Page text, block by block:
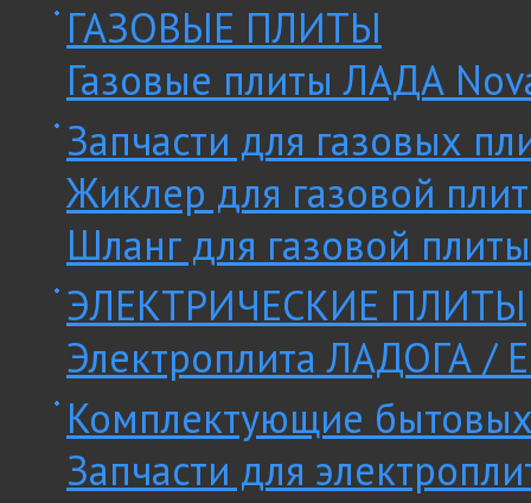
ГАЗОВЫЕ ПЛИТЫ
Газовые плиты ЛАДА
Запчасти для газовых
Жиклер для газовой
Шланг для газовой плиты
ЭЛЕКТРИЧЕСКИЕ ПЛИТЫ
Электроплита ЛАДОГА /
Комплектующие
Запчасти для